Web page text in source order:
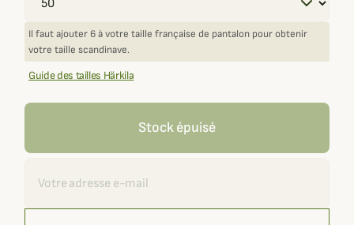
Il faut ajouter 6 à votre taille française de pantalon pour obtenir
votre taille scandinave.
Guide des tailles Härkila
Stock épuisé